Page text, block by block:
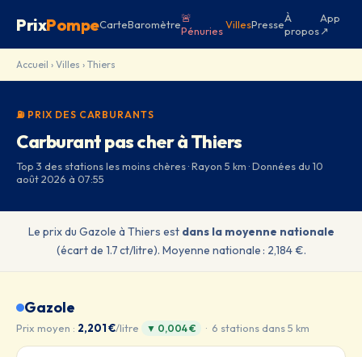
PrixPompeCarteBaromètre🚨
Pénuries VillesPresseÀ
propos
App
↗
Accueil › Villes › Thiers
⛽ PRIX DES CARBURANTS
Carburant pas cher à Thiers
Top 3 des stations les moins chères · Rayon 5 km · Données du 10
août 2026 à 07:55
Le prix du Gazole à Thiers est dans la moyenne nationale
(écart de 1.7 ct/litre). Moyenne nationale : 2,184 €.
Gazole
Prix moyen : 2,201 €/litre ▼ 0,004 € · 6 stations dans 5 km